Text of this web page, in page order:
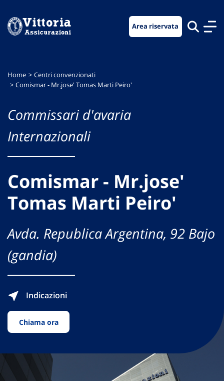
menu
contenuto
footer
Area riservata
Home
Centri convenzionati
Comismar - Mr.jose' Tomas Marti Peiro'
Commissari d'avaria
Internazionali
Comismar - Mr.jose'
Tomas Marti Peiro'
Avda. Republica Argentina, 92 Bajo
(gandia)
Indicazioni
Chiama ora